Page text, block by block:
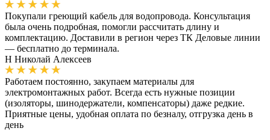
Покупали греющий кабель для водопровода. Консультация
была очень подробная, помогли рассчитать длину и
комплектацию. Доставили в регион через ТК Деловые линии
— бесплатно до терминала.
Н Николай Алексеев
Работаем постоянно, закупаем материалы для
электромонтажных работ. Всегда есть нужные позиции
(изоляторы, шинодержатели, компенсаторы) даже редкие.
Приятные цены, удобная оплата по безналу, отгрузка день в
день